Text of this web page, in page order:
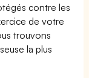
contre les
de votre
trouvons
la plus